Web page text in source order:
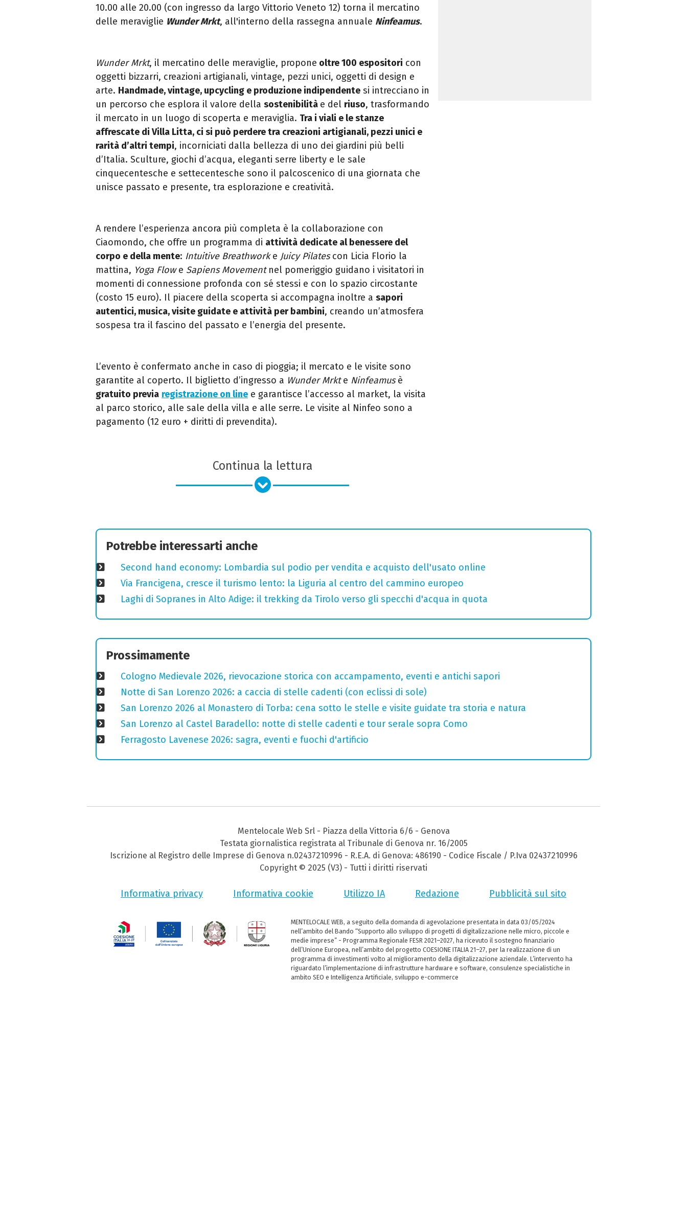
10.00 alle 20.00 (con ingresso da largo Vittorio Veneto 12) torna il mercatino
delle meraviglie Wunder Mrkt, all'interno della rassegna annuale Ninfeamus.
Wunder Mrkt, il mercatino delle meraviglie, propone oltre 100 espositori con
oggetti bizzarri, creazioni artigianali, vintage, pezzi unici, oggetti di design e
arte. Handmade, vintage, upcycling e produzione indipendente si intrecciano in
un percorso che esplora il valore della sostenibilità e del riuso, trasformando
il mercato in un luogo di scoperta e meraviglia. Tra i viali e le stanze
affrescate di Villa Litta, ci si può perdere tra creazioni artigianali, pezzi unici e
rarità d’altri tempi, incorniciati dalla bellezza di uno dei giardini più belli
d’Italia. Sculture, giochi d’acqua, eleganti serre liberty e le sale
cinquecentesche e settecentesche sono il palcoscenico di una giornata che
unisce passato e presente, tra esplorazione e creatività.
A rendere l’esperienza ancora più completa è la collaborazione con
Ciaomondo, che offre un programma di attività dedicate al benessere del
corpo e della mente: Intuitive Breathworke Juicy Pilatescon Licia Florio la
mattina, Yoga Flowe Sapiens Movementnel pomeriggio guidano i visitatori in
momenti di connessione profonda con sé stessi e con lo spazio circostante
(costo 15 euro). Il piacere della scoperta si accompagna inoltre a sapori
autentici, musica, visite guidate e attività per bambini, creando un’atmosfera
sospesa tra il fascino del passato e l’energia del presente.
L’evento è confermato anche in caso di pioggia; il mercato e le visite sono
garantite al coperto. Il biglietto d’ingresso a Wunder Mrkte Ninfeamusè
gratuito previa registrazione on line e garantisce l’accesso al market, la visita
al parco storico, alle sale della villa e alle serre. Le visite al Ninfeo sono a
pagamento (12 euro + diritti di prevendita).
Continua la lettura
Potrebbe interessarti anche
Second hand economy: Lombardia sul podio per vendita e acquisto dell'usato online
Via Francigena, cresce il turismo lento: la Liguria al centro del cammino europeo
Laghi di Sopranes in Alto Adige: il trekking da Tirolo verso gli specchi d'acqua in quota
Prossimamente
Cologno Medievale 2026, rievocazione storica con accampamento, eventi e antichi sapori
Notte di San Lorenzo 2026: a caccia di stelle cadenti (con eclissi di sole)
San Lorenzo 2026 al Monastero di Torba: cena sotto le stelle e visite guidate tra storia e natura
San Lorenzo al Castel Baradello: notte di stelle cadenti e tour serale sopra Como
Ferragosto Lavenese 2026: sagra, eventi e fuochi d'artificio
Mentelocale Web Srl - Piazza della Vittoria 6/6 - Genova
Testata giornalistica registrata al Tribunale di Genova nr. 16/2005
Iscrizione al Registro delle Imprese di Genova n.02437210996 - R.E.A. di Genova: 486190 - Codice Fiscale / P.Iva 02437210996
Copyright © 2025 (V3) - Tutti i diritti riservati
Informativa privacy Informativa cookie Utilizzo IA Redazione Pubblicità sul sito
MENTELOCALE WEB, a seguito della domanda di agevolazione presentata in data 03/05/2024
nell’ambito del Bando “Supporto allo sviluppo di progetti di digitalizzazione nelle micro, piccole e
medie imprese” - Programma Regionale FESR 2021–2027, ha ricevuto il sostegno finanziario
dell’Unione Europea, nell’ambito del progetto COESIONE ITALIA 21–27, per la realizzazione di un
programma di investimenti volto al miglioramento della digitalizzazione aziendale. L’intervento ha
riguardato l’implementazione di infrastrutture hardware e software, consulenze specialistiche in
ambito SEO e Intelligenza Artificiale, sviluppo e-commerce